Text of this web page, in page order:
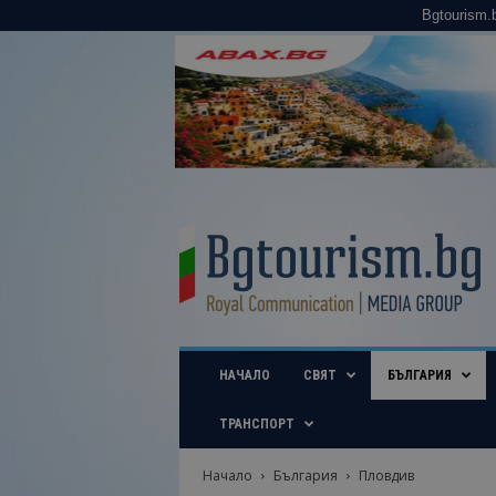
u
i
b
НАЧАЛО СВЯТ БЪЛГАРИЯ
ТРАНСПОРТ
Начало България Пловдив